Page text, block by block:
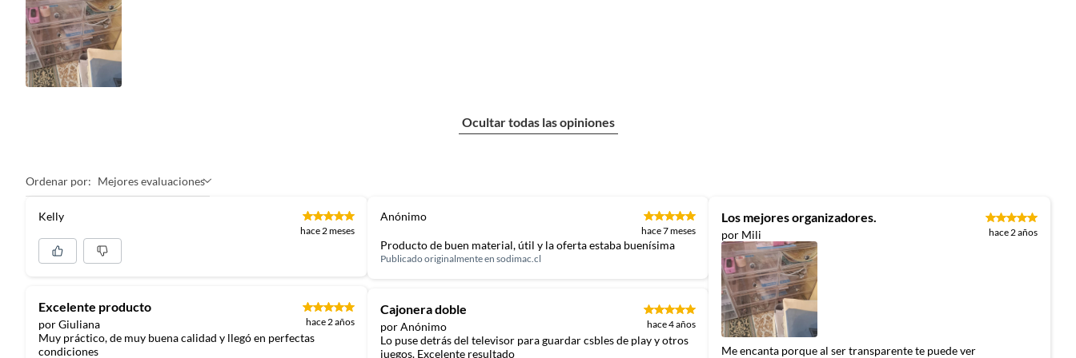
Ocultar todas las opiniones
Ordenar por: Mejores evaluaciones
Kelly
hace 2 meses
Excelente producto
por Giuliana hace 2 años
Muy práctico, de muy buena calidad y llegó en perfectas
condiciones
Anónimo
hace 7 meses
Producto de buen material, útil y la oferta estaba buenísima
Publicado originalmente en sodimac.cl
Cajonera doble
por Anónimo hace 4 años
Lo puse detrás del televisor para guardar csbles de play y otros
juegos. Excelente resultado
Los mejores organizadores.
por Mili hace 2 años
Me encanta porque al ser transparente te puede ver